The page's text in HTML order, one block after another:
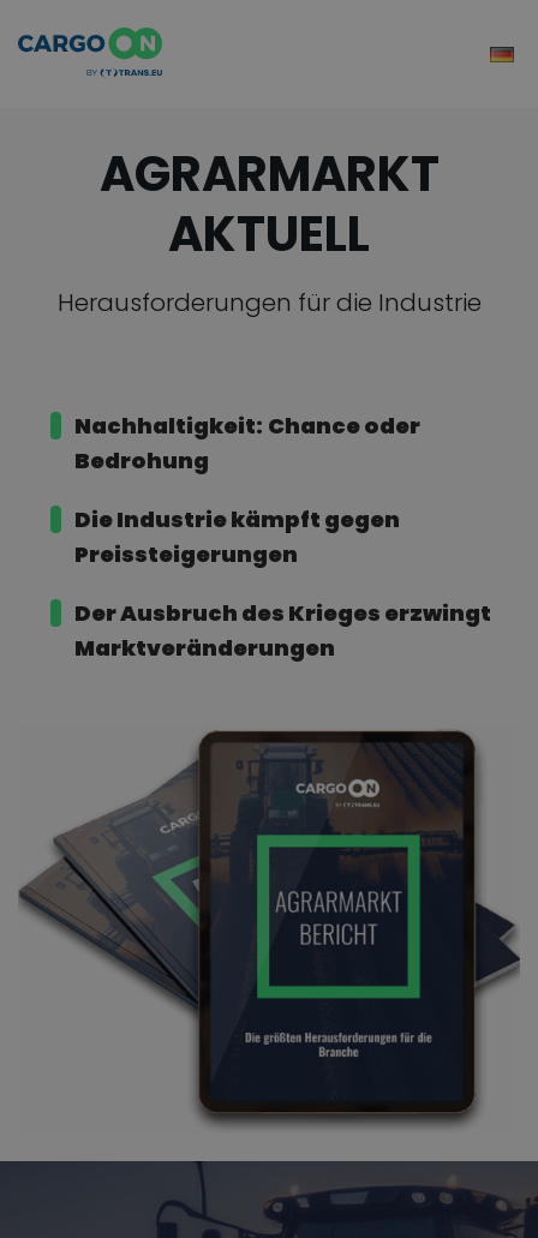
AGRARMARKT
AKTUELL
Herausforderungen für die Industrie
Nachhaltigkeit: Chance oder
Bedrohung
Die Industriekämpft gegen
Preissteigerungen
Der Ausbruch des Krieges erzwingt
Marktveränderungen